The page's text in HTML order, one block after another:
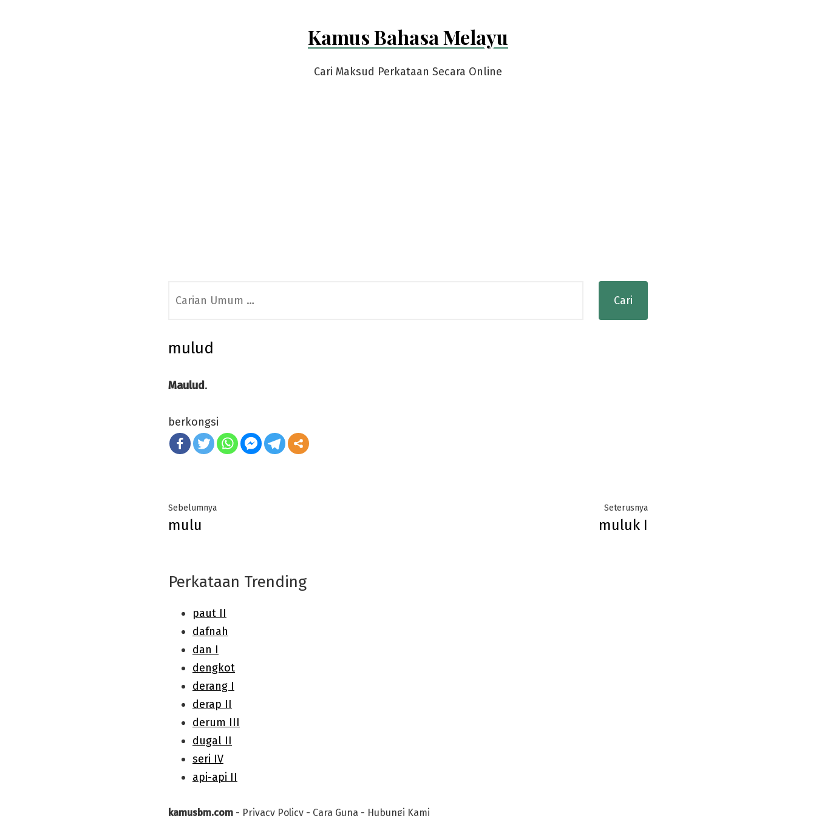
Kamus Bahasa Melayu
Cari Maksud Perkataan Secara Online
for:
mulud
Maulud.
berkongsi
Post
navigation
SebelumnyaPrevious
mulu
SeterusnyaNext
muluk I
Perkataan Trending
kamusbm.com - Privacy Policy - Cara Guna - Hubungi Kami